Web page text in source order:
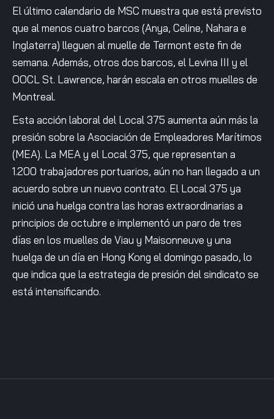
El último calendario de MSC muestra que está previsto
que al menos cuatro barcos (Anya, Celine, Nahara e
Inglaterra) lleguen al muelle de Termont este fin de
semana. Además, otros dos barcos, el Levina III y el
OOCL St. Lawrence, harán escala en otros muelles de
Montreal.
Esta acción laboral del Local 375 aumenta aún más la
presión sobre la Asociación de Empleadores Marítimos
(MEA). La MEA y el Local 375, que representan a
1.200 trabajadores portuarios, aún no han llegado a un
acuerdo sobre un nuevo contrato. El Local 375 ya
inició una huelga contra las horas extraordinarias a
principios de octubre e implementó un paro de tres
días en los muelles de Viau y Maisonneuve y una
huelga de un día en Hong Kong el domingo pasado, lo
que indica que la estrategia de presión del sindicato se
está intensificando.